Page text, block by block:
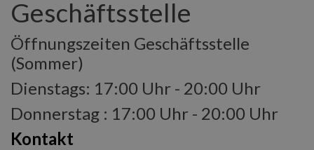
Geschäftsstelle
Öffnungszeiten Geschäftsstelle
(Sommer)
Dienstags: 17:00 Uhr - 20:00 Uhr
Donnerstag : 17:00 Uhr - 20:00 Uhr
Kontakt